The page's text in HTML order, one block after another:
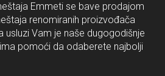
Emmeti se bave prodajom
renomiranih proizvođača
usluzi Vam je naše dugogodišnje
pomoći da odaberete najbolji